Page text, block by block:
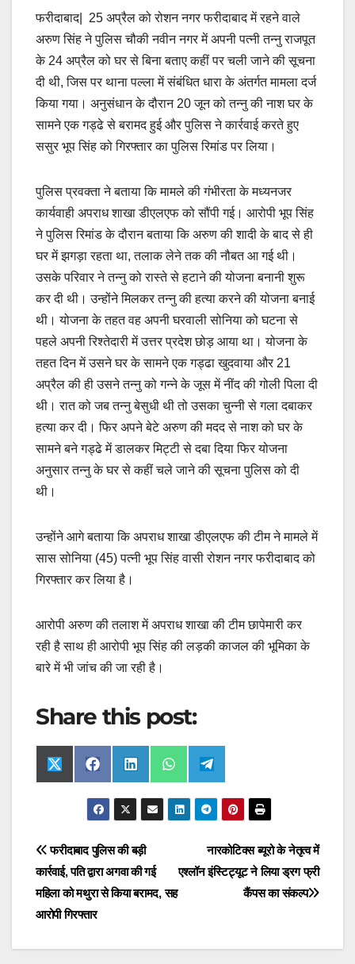
फरीदाबाद| 25 अप्रैल को रोशन नगर फरीदाबाद में रहने वाले
अरुण सिंह ने पुलिस चौकी नवीन नगर में अपनी पत्नी तन्नु राजपूत
के 24 अप्रैल को घर से बिना बताए कहीं पर चली जाने की सूचना
दी थी, जिस पर थाना पल्ला में संबंधित धारा के अंतर्गत मामला दर्ज
किया गया। अनुसंधान के दौरान 20 जून को तन्नु की नाश घर के
सामने एक गड्ढे से बरामद हुई और पुलिस ने कार्रवाई करते हुए
ससुर भूप सिंह को गिरफ्तार का पुलिस रिमांड पर लिया।
पुलिस प्रवक्ता ने बताया कि मामले की गंभीरता के मध्यनजर
कार्यवाही अपराध शाखा डीएलएफ को सौंपी गई। आरोपी भूप सिंह
ने पुलिस रिमांड के दौरान बताया कि अरुण की शादी के बाद से ही
घर में झगड़ा रहता था, तलाक लेने तक की नौबत आ गई थी।
उसके परिवार ने तन्नु को रास्ते से हटाने की योजना बनानी शुरू
कर दी थी। उन्होंने मिलकर तन्नु की हत्या करने की योजना बनाई
थी। योजना के तहत वह अपनी घरवाली सोनिया को घटना से
पहले अपनी रिश्तेदारी में उत्तर प्रदेश छोड़ आया था। योजना के
तहत दिन में उसने घर के सामने एक गड्ढा खुदवाया और 21
अप्रैल की ही उसने तन्नु को गन्ने के जूस में नींद की गोली पिला दी
थी। रात को जब तन्नु बेसुधी थी तो उसका चुन्नी से गला दबाकर
हत्या कर दी। फिर अपने बेटे अरुण की मदद से नाश को घर के
सामने बने गड्ढे में डालकर मिट्टी से दबा दिया फिर योजना
अनुसार तन्नु के घर से कहीं चले जाने की सूचना पुलिस को दी
थी।
उन्होंने आगे बताया कि अपराध शाखा डीएलएफ की टीम ने मामले में
सास सोनिया (45) पत्नी भूप सिंह वासी रोशन नगर फरीदाबाद को
गिरफ्तार कर लिया है।
आरोपी अरुण की तलाश में अपराध शाखा की टीम छापेमारी कर
रही है साथ ही आरोपी भूप सिंह की लड़की काजल की भूमिका के
बारे में भी जांच की जा रही है।
Share this post:
Share
on
X
(
t
e
r
Share
on
F
a
e
b
o
k
Share
on
L
i
n
e
I
n
Share
on
W
h
t
s
Share
on
T
e
l
g
a
m
Post
navigation
नारकोटिक्स ब्यूरो के नेतृत्व में
एश्लॉन इंस्टिट्यूट ने लिया ड्रग फ्री
कैंपस का संकल्प
फरीदाबाद पुलिस की बड़ी
कार्रवाई, पति द्वारा अगवा की गई
महिला को मथुरा से किया बरामद, सह
आरोपी गिरफ्तार